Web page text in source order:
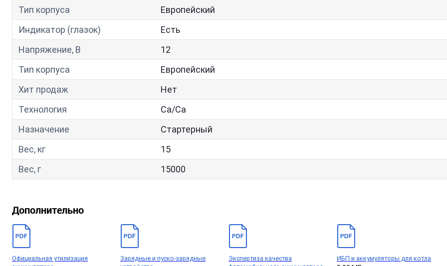
Тип корпуса
Европейский
Индикатор (глазок)
Есть
Напряжение, В
12
Тип корпуса
Европейский
Хит продаж
Нет
Технология
Са/Са
Назначение
Стартерный
Вес, кг
15
Вес, г
15000
Дополнительно
Официальная утилизация
Зарядные и пуско-зарядные
Экспертиза качества
ИБП и аккумуляторы для котла